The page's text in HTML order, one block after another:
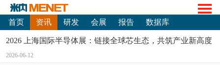
首页 资讯 研发 会展 报告 数据库
2026 上海国际半导体展：链接全球芯生态，共筑产业新高度
2026-06-12